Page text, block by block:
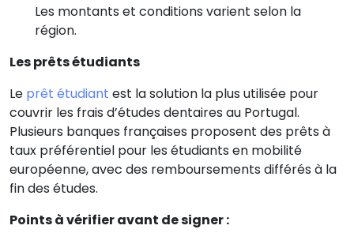
Les montants et conditions varient selon la
région.
Les prêts étudiants
Le prêt étudiant est la solution la plus utilisée pour
couvrir les frais d’études dentaires au Portugal.
Plusieurs banques françaises proposent des prêts à
taux préférentiel pour les étudiants en mobilité
européenne, avec des remboursements différés à la
fin des études.
Points à vérifier avant de signer :